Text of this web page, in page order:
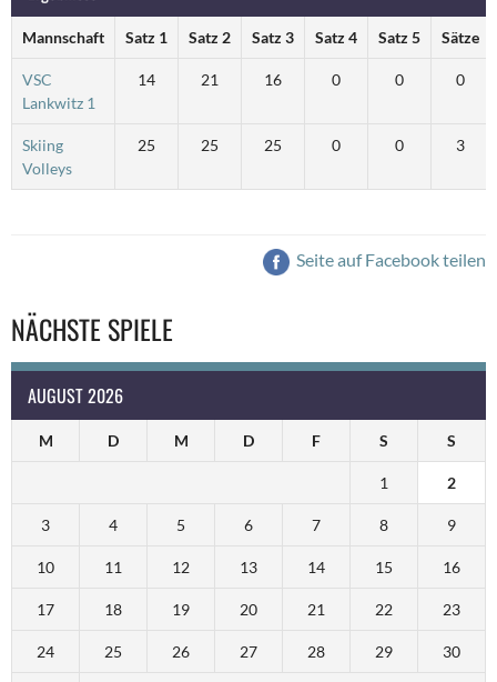
Mannschaft Satz 1 Satz 2 Satz 3 Satz 4 Satz 5 Sätze
VSC
Lankwitz 1
14 21 16 0 0 0
Skiing
Volleys
25 25 25 0 0 3
Seite auf Facebook teilen
NÄCHSTE SPIELE
AUGUST 2026
M D M D F S S
1 2
3 4 5 6 7 8 9
10 11 12 13 14 15 16
17 18 19 20 21 22 23
24 25 26 27 28 29 30